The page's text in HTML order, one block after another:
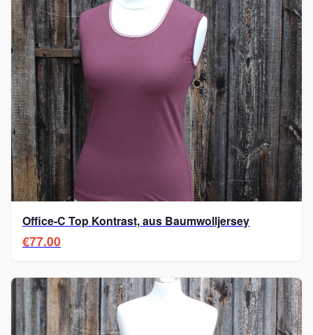
Office-C Top Kontrast, aus Baumwolljersey
€77.00